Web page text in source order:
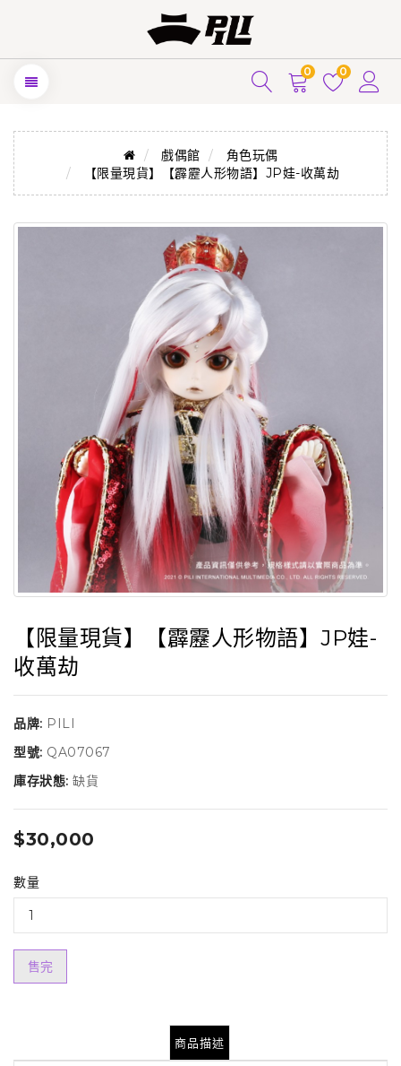
0 0
戲偶館
角色玩偶
【限量現貨】【霹靂人形物語】JP娃-收萬劫
【限量現貨】【霹靂人形物語】JP娃-
收萬劫
品牌: PILI
型號: QA07067
庫存狀態: 缺貨
$30,000
數量
售完
商品描述